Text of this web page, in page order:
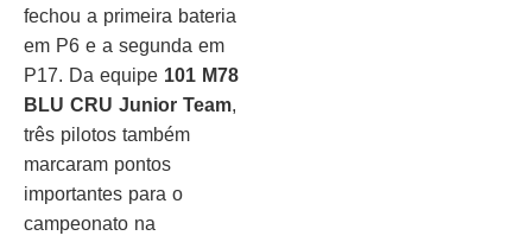
fechou a primeira bateria
em P6 e a segunda em
P17. Da equipe 101 M78
BLU CRU Junior Team,
três pilotos também
marcaram pontos
importantes para o
campeonato na